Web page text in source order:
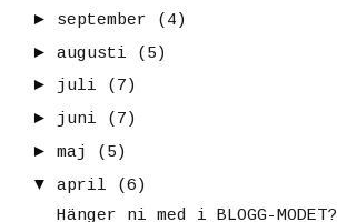
► september
(4)
► augusti
(5)
► juli
(7)
► juni
(7)
► maj
(5)
▼
april
(6)
Hänger ni med i BLOGG-MODET?